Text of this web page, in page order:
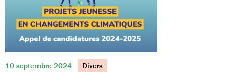
10 septembre 2024 Divers